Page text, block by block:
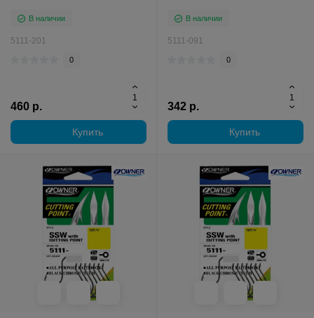
В наличии
5111-201
0
460 р.
Купить
В наличии
5111-091
0
342 р.
Купить